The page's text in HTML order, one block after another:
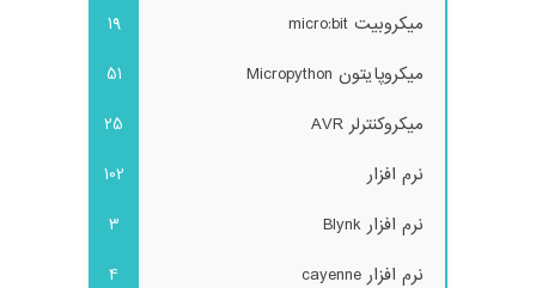
میکروبیت micro:bit
19
میکروپایتون Micropython
51
میکروکنترلر AVR
25
نرم افزار
102
نرم افزار Blynk
3
نرم افزار cayenne
4